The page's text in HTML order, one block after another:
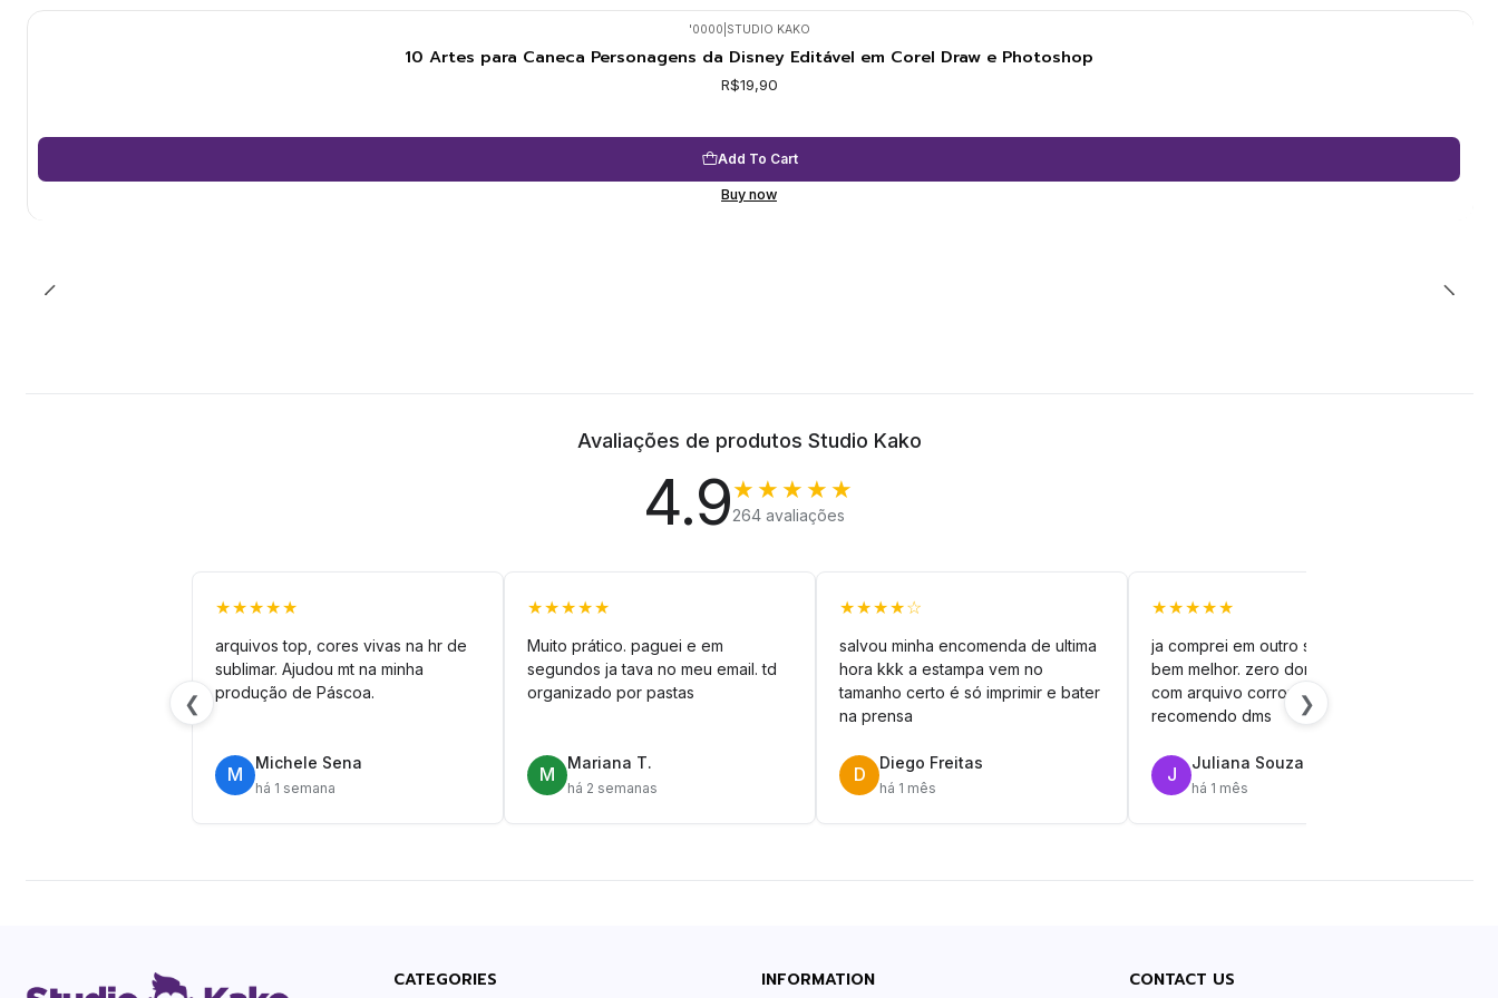
'0000 STUDIO KAKO
10 Artes para Caneca Personagens da Disney Editável em Corel Draw e Photoshop
R$19,90
Add To Cart
Buy now
Avaliações de produtos Studio Kako
4.9★★★★★
264 avaliações
❮
★★★★★
arquivos top, cores vivas na hr de
sublimar. Ajudou mt na minha
produção de Páscoa.
M
Michele Sena
há 1 semana
★★★★★
Muito prático. paguei e em
segundos ja tava no meu email. td
organizado por pastas
M
Mariana T.
há 2 semanas
★★★★☆
salvou minha encomenda de ultima
hora kkk a estampa vem no
tamanho certo é só imprimir e bater
na prensa
D
Diego Freitas
há 1 mês
★★★★★
ja comprei em outro site mas esse é
bem melhor. zero dor de cabeça
com arquivo corrompido.
recomendo dms
J
Juliana Souza
há 1 mês
❯
CATEGORIES INFORMATION CONTACT US